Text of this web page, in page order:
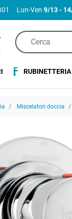
Lun-Ven9/13 -
RUBINETTERIA
Miscelatori doccia